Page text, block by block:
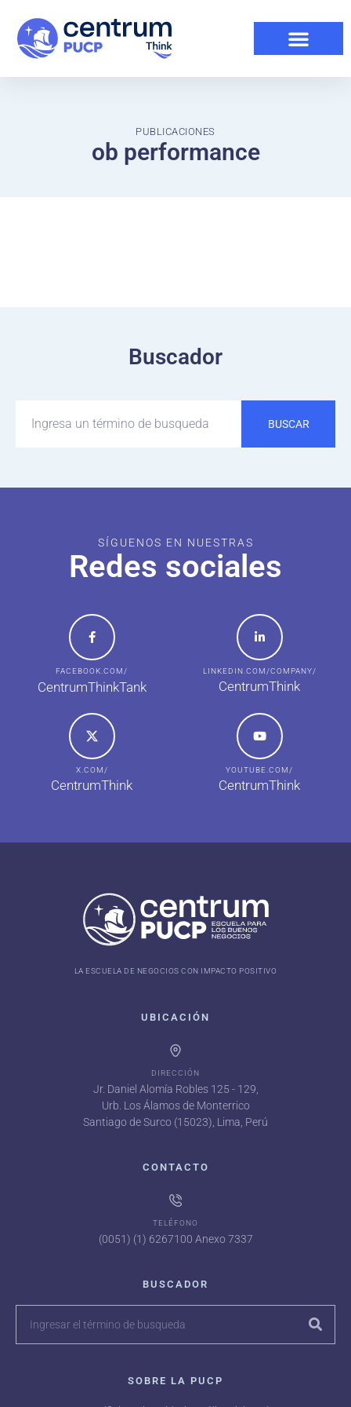
PUBLICACIONES
ob performance
Buscador
BUSCAR
SÍGUENOS EN NUESTRAS
Redes sociales
FACEBOOK.COM/
CentrumThinkTank
LINKEDIN.COM/COMPANY/
CentrumThink
X.COM/
CentrumThink
YOUTUBE.COM/
CentrumThink
LA ESCUELA DE NEGOCIOS CON IMPACTO POSITIVO
UBICACIÓN
DIRECCIÓN
Jr. Daniel Alomía Robles 125 - 129,
Urb. Los Álamos de Monterrico
Santiago de Surco (15023), Lima, Perú
CONTACTO
TELÉFONO
(0051) (1) 6267100 Anexo 7337
BUSCADOR
SOBRE LA PUCP